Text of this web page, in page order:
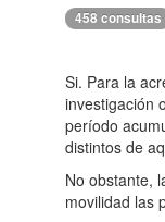
458 consultas
Si. Para la
investigación
período
distintos de
No obstante,
movilidad las